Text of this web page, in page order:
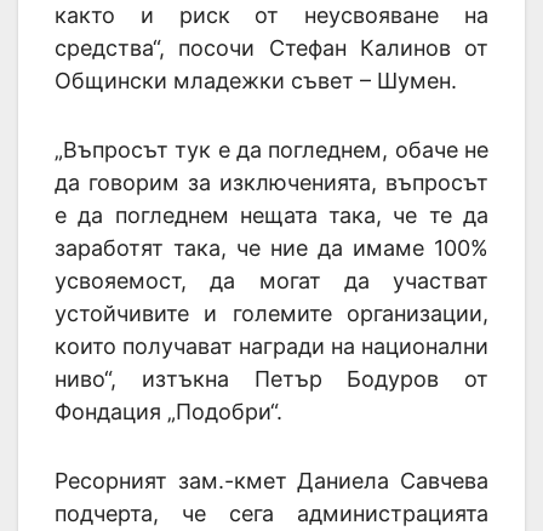
както и риск от неусвояване на
средства“, посочи Стефан Калинов от
Общински младежки съвет – Шумен.
„Въпросът тук е да погледнем, обаче не
да говорим за изключенията, въпросът
е да погледнем нещата така, че те да
заработят така, че ние да имаме 100%
усвояемост, да могат да участват
устойчивите и големите организации,
които получават награди на национални
ниво“, изтъкна Петър Бодуров от
Фондация „Подобри“.
Ресорният зам.-кмет Даниела Савчева
подчерта, че сега администрацията